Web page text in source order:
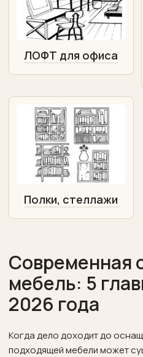
ЛОФТ для офиса
Полки, стеллажи
Современная
мебель: 5
2026 года
Когда дело доходит до
подходящей мебели может